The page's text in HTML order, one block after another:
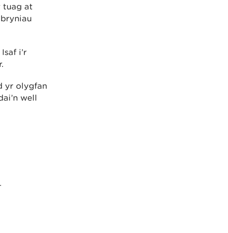
tuag at
i’r
yr olygfan
well